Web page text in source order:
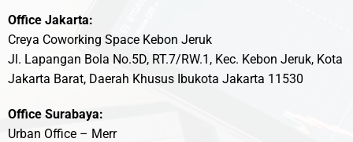
Office Jakarta:
Creya Coworking Space Kebon Jeruk
Jl. Lapangan Bola No.5D, RT.7/RW.1, Kec. Kebon Jeruk, Kota
Jakarta Barat, Daerah Khusus Ibukota Jakarta 11530
Office Surabaya:
Urban Office – Merr